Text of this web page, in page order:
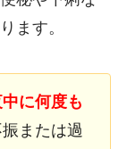
ます。
に何度も
または過